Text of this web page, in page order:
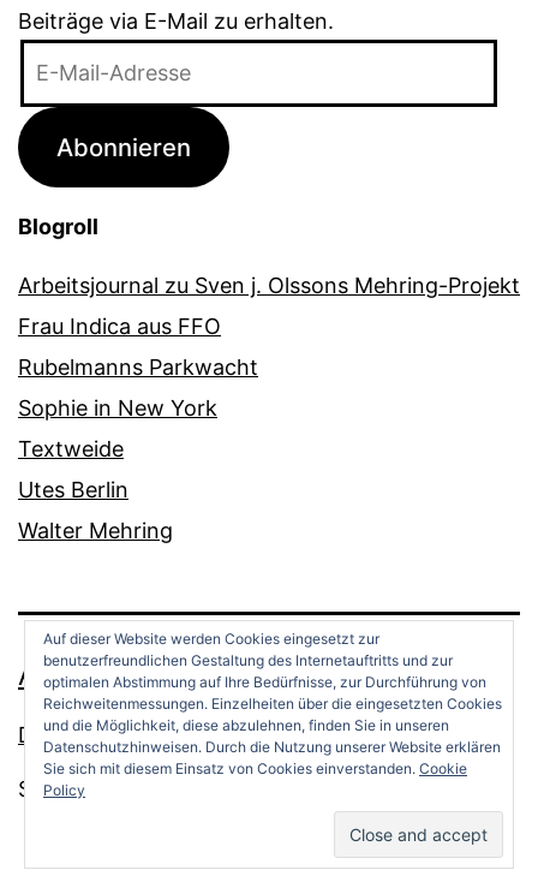
Beiträge via E-Mail zu erhalten.
Adresse
Abonnieren
Blogroll
Arbeitsjournal zu Sven j. Olssons Mehring-Projekt
Frau Indica aus FFO
Rubelmanns Parkwacht
Sophie in New York
Textweide
Utes Berlin
Walter Mehring
ANDREAS OPPERMANN
Datenschutz
Stolz präsentiert von
Auf dieser Website werden Cookies eingesetzt zur
benutzerfreundlichen Gestaltung des Internetauftritts und zur
optimalen Abstimmung auf Ihre Bedürfnisse, zur Durchführung von
Reichweitenmessungen. Einzelheiten über die eingesetzten Cookies
und die Möglichkeit, diese abzulehnen, finden Sie in unseren
Datenschutzhinweisen. Durch die Nutzung unserer Website erklären
Sie sich mit diesem Einsatz von Cookies einverstanden. Cookie
Policy